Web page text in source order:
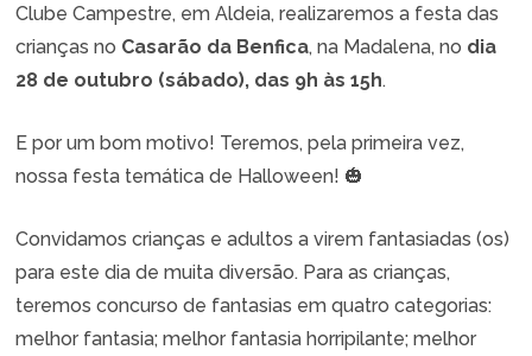
Clube Campestre, em Aldeia, realizaremos a festa das
crianças no Casarão da Benfica, na Madalena, no dia
28 de outubro (sábado), das 9h às 15h.
E por um bom motivo! Teremos, pela primeira vez,
nossa festa temática de Halloween! 🎃
Convidamos crianças e adultos a virem fantasiadas (os)
para este dia de muita diversão. Para as crianças,
teremos concurso de fantasias em quatro categorias:
melhor fantasia; melhor fantasia horripilante; melhor